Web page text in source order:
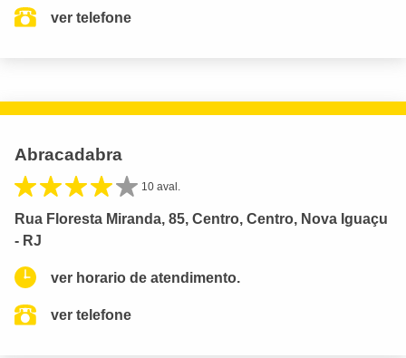
ver telefone
Abracadabra
10 aval.
Rua Floresta Miranda, 85, Centro, Centro, Nova Iguaçu
- RJ
ver horario de atendimento.
ver telefone